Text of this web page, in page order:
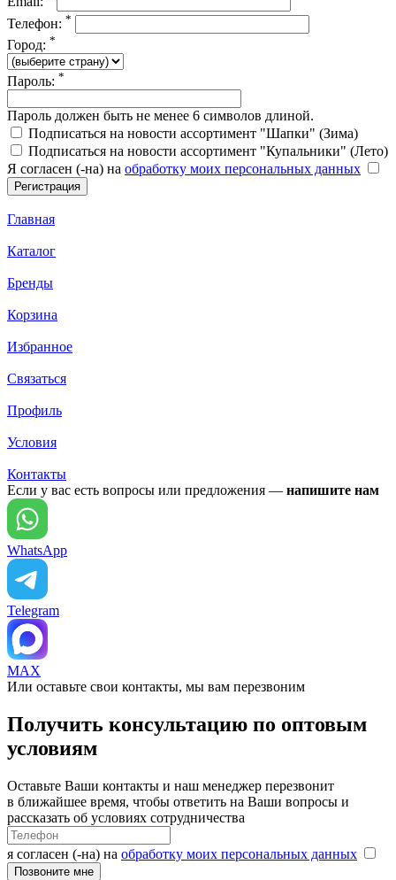
Телефон: *
Город: *
Пароль: *
Пароль должен быть не менее 6 символов длиной.
Подписаться на новости ассортимент "Шапки" (Зима)
Подписаться на новости ассортимент "Купальники" (Лето)
Я согласен (-на) на обработку моих персональных данных
Главная
Каталог
Бренды
Корзина
Избранное
Связаться
Профиль
Условия
Контакты
Если у вас есть вопросы или предложения — напишите нам
WhatsApp
Telegram
MAX
Или оставьте свои контакты, мы вам перезвоним
Получить консультацию по оптовым
условиям
Оставьте Ваши контакты и наш менеджер перезвонит
в ближайшее время, чтобы ответить на Ваши вопросы и
рассказать об условиях сотрудничества
я согласен (-на) на обработку моих персональных данных